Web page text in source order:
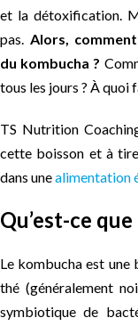
et la détoxification.
pas. Alors,
du kombucha ?
tous les jours ? À
TS Nutrition
cette boisson et à
dans unealimentation
Qu’est-ce
Le kombucha est
thé (généralement
symbiotique de